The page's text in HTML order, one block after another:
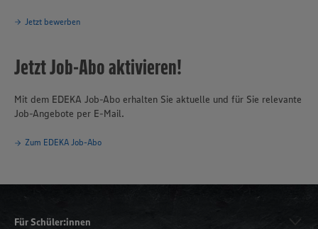
Jetzt bewerben
Jetzt Job-Abo aktivieren!
Mit dem EDEKA Job-Abo erhalten Sie aktuelle und für Sie relevante
Job-Angebote per E-Mail.
Zum EDEKA Job-Abo
Für Schüler:innen